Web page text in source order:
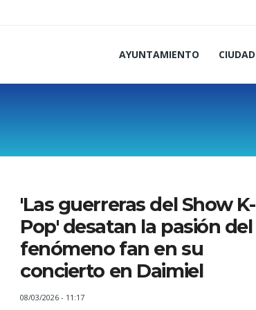
AYUNTAMIENTO CIUDAD
'Las guerreras del Show K-
Pop' desatan la pasión del
fenómeno fan en su
concierto en Daimiel
08/03/2026 - 11:17